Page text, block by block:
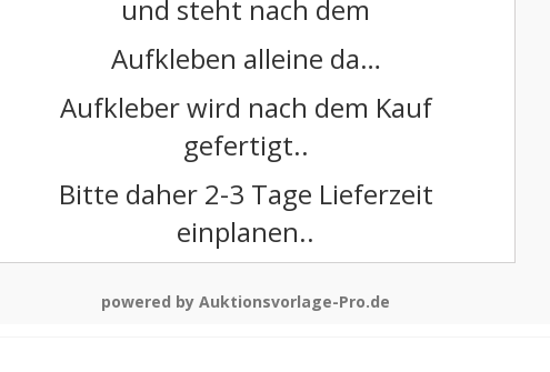
und steht nach dem
Aufkleben alleine da…
Aufkleber wird nach dem Kauf
gefertigt..
Bitte daher 2-3 Tage Lieferzeit
einplanen..
powered by Auktionsvorlage-Pro.de